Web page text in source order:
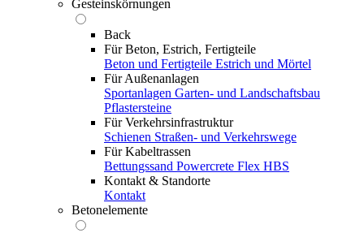
Gesteinskörnungen
Back
Für Beton, Estrich, Fertigteile
Beton und Fertigteile Estrich und Mörtel
Für Außenanlagen
Sportanlagen Garten- und Landschaftsbau
Pflastersteine
Für Verkehrsinfrastruktur
Schienen Straßen- und Verkehrswege
Für Kabeltrassen
Bettungssand Powercrete Flex HBS
Kontakt & Standorte
Kontakt
Betonelemente